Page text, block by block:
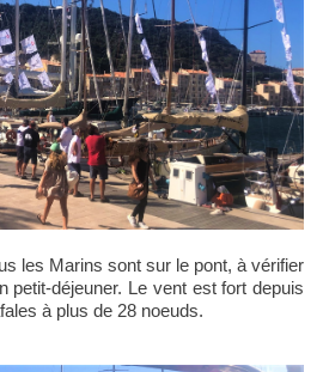
petit-déjeuner. Le vent est fort depuis
à plus de 28 noeuds.